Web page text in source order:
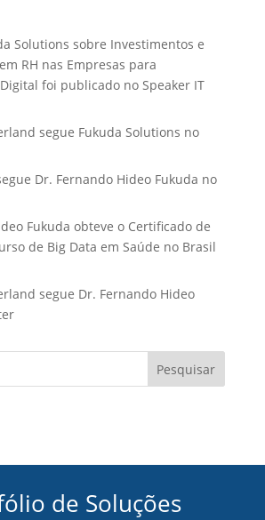
Solutions sobre Investimentos e
RH nas Empresas para
foi publicado no Speaker IT
segue Fukuda Solutions no
Dr. Fernando Hideo Fukuda no
Fukuda obteve o Certificado de
de Big Data em Saúde no Brasil
segue Dr. Fernando Hideo
Pesquisar
de Soluções